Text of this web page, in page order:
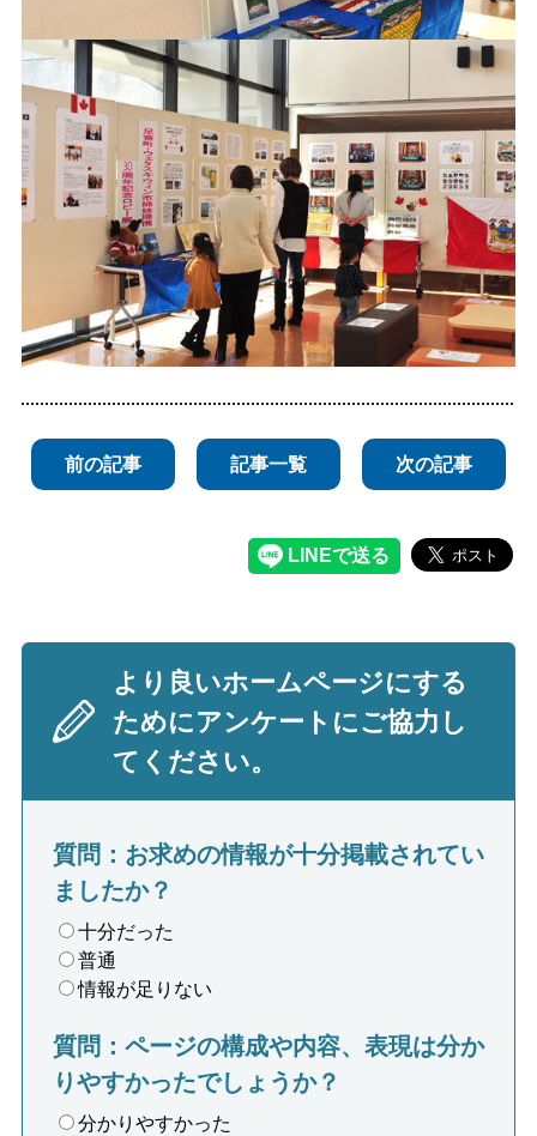
前の記事 記事一覧 次の記事
より良いホームページにする
ためにアンケートにご協力し
てください。
質問：お求めの情報が十分掲載されてい
ましたか？
十分だった
普通
情報が足りない
質問：ページの構成や内容、表現は分か
りやすかったでしょうか？
分かりやすかった